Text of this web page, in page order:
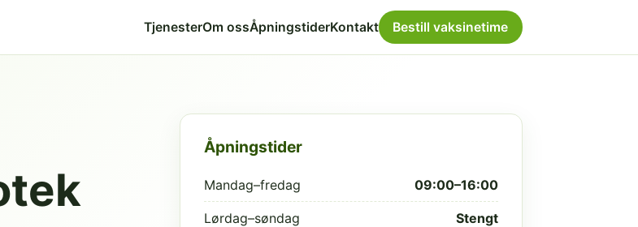
TjenesterOm ossÅpningstiderKontakt Bestill vaksinetime
Åpningstider
Mandag–fredag 09:00–16:00
Lørdag–søndag Stengt